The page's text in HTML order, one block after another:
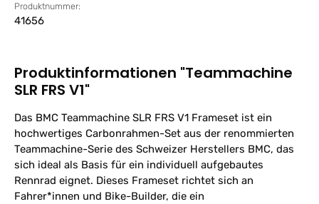
Produktnummer:
41656
Produktinformationen "Teammachine
SLR FRS V1"
Das BMC Teammachine SLR FRS V1 Frameset ist ein
hochwertiges Carbonrahmen-Set aus der renommierten
Teammachine-Serie des Schweizer Herstellers BMC, das
sich ideal als Basis für ein individuell aufgebautes
Rennrad eignet. Dieses Frameset richtet sich an
Fahrer*innen und Bike-Builder, die ein